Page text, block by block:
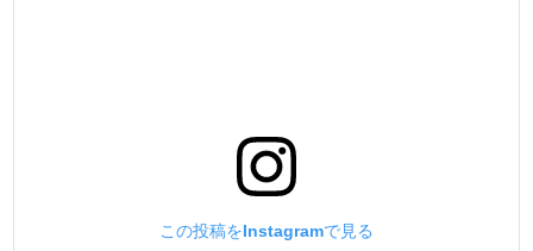
この投稿をInstagramで見る